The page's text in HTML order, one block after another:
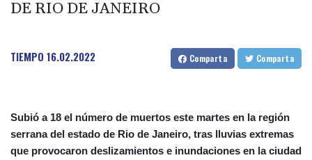
CNY 6.747604
CNH 6.743285
CRC 453.228387
CUC 1
CUP 26.5
DE RIO DE JANEIRO
TIEMPO 16.02.2022 Comparta Comparta
Subió a 18 el número de muertos este martes en la región
serrana del estado de Rio de Janeiro, tras lluvias extremas
que provocaron deslizamientos e inundaciones en la ciudad